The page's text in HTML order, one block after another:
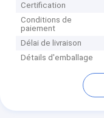
Certification
Conditions de
paiement
Délai de livraison
Détails d'emballage